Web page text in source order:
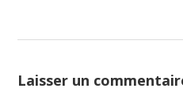
Laisser un